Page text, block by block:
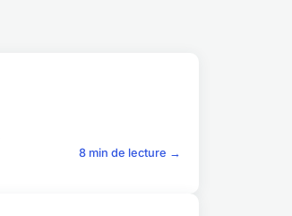
8 min de lecture →